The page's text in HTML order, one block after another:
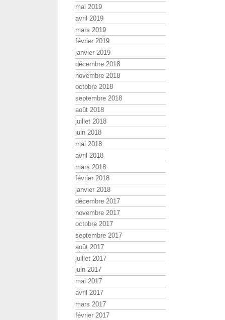
mai 2019
avril 2019
mars 2019
février 2019
janvier 2019
décembre 2018
novembre 2018
octobre 2018
septembre 2018
août 2018
juillet 2018
juin 2018
mai 2018
avril 2018
mars 2018
février 2018
janvier 2018
décembre 2017
novembre 2017
octobre 2017
septembre 2017
août 2017
juillet 2017
juin 2017
mai 2017
avril 2017
mars 2017
février 2017